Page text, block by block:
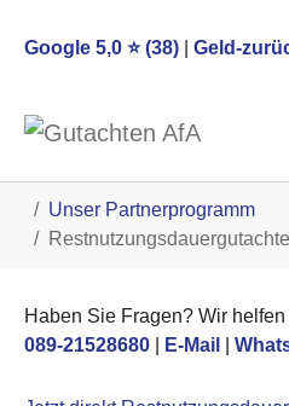
Google 5,0 ⭐ (38) Geld-
Unser Partnerprogramm
Haben Sie Fragen? Wir helfen
089-21528680
E-Mail